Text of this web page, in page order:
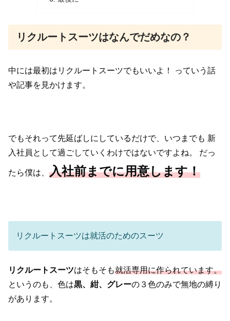
リクルートスーツはなんでだめなの？
中には最初はリクルートスーツでもいいよ！
っていう話
や記事を見かけます。
でもそれって先延ばしにしているだけで、いつまでも 新
入社員として過ごしていくわけではないですよね。
だっ
たら僕は、 入社前までに用意します！
リクルートスーツは就活のためのスーツ
リクルートスーツはそもそも就活専用に作られています。
というのも、色は黒、紺、グレーの３色のみで無地の縛り
があります。